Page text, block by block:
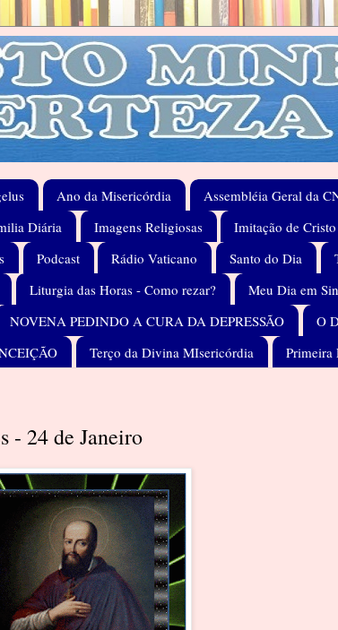
Ano da Misericórdia Assembléia Geral da
Diária Imagens Religiosas Imitação de Cristo
Podcast Rádio Vaticano Santo do Dia
Liturgia das Horas - Como rezar?
Meu Dia em
NOVENA PEDINDO A CURA DA DEPRESSÃO
O
Terço da Divina MIsericórdia Primeira
- 24 de Janeiro